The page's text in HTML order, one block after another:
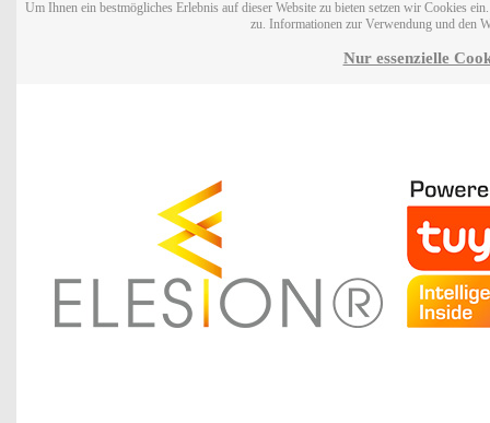
Um Ihnen ein bestmögliches Erlebnis auf dieser Website zu bieten setzen wir Cookies
zu. Informationen zur Verwendung und den
Nur essenzielle